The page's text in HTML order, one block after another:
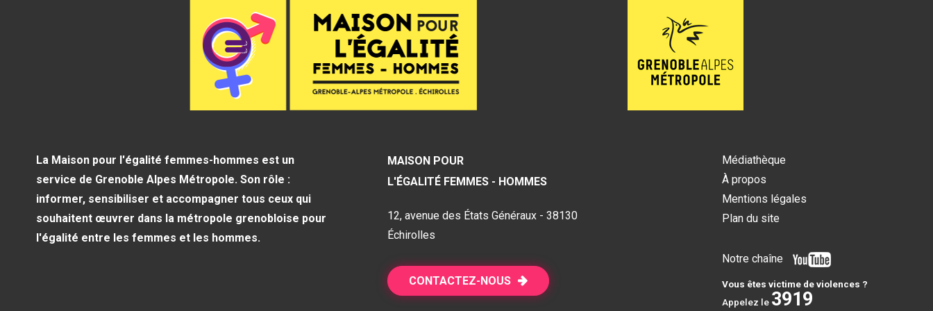
La Maison pour l'égalité femmes-hommes est un
service de Grenoble Alpes Métropole. Son rôle :
informer, sensibiliser et accompagner tous ceux qui
souhaitent œuvrer dans la métropole grenobloise pour
l'égalité entre les femmes et les hommes.
MAISON POUR
L'ÉGALITÉ FEMMES - HOMMES
12, avenue des États Généraux - 38130
Échirolles
CONTACTEZ-NOUS
Médiathèque
À propos
Mentions légales
Plan du site
Notre chaîne
Vous êtes victime de violences ?
Appelez le 3919